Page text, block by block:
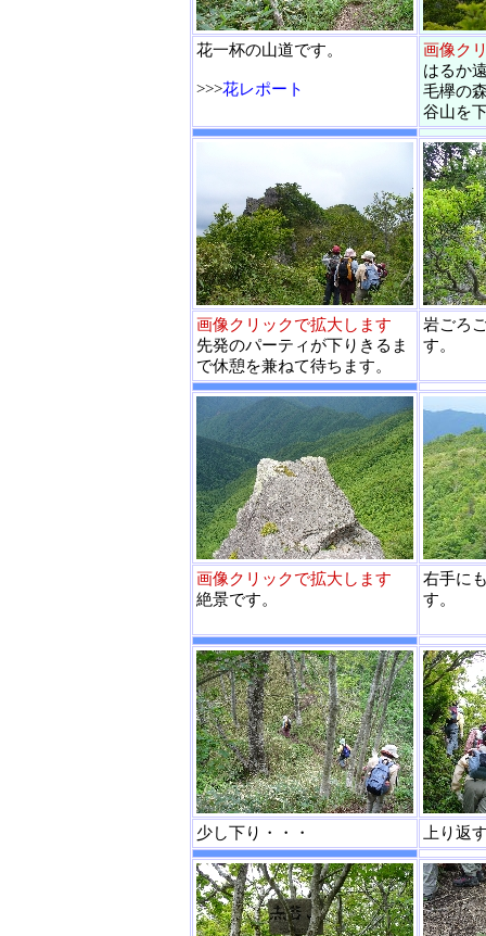
花一杯の山道です。
>>>花レポート
画像ク
はるか
毛欅の
谷山を
画像クリックで拡大します
先発のパーティが下りきるま
で休憩を兼ねて待ちます。
岩ごろ
す。
画像クリックで拡大します
絶景です。
右手に
す。
少し下り・・・ 上り返